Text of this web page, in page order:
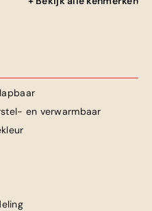
en verwarmbaar